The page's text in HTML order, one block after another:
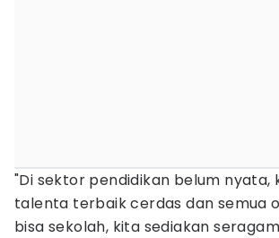
"Di sektor pendidikan belum nyata,
talenta terbaik cerdas dan semua
bisa sekolah, kita sediakan